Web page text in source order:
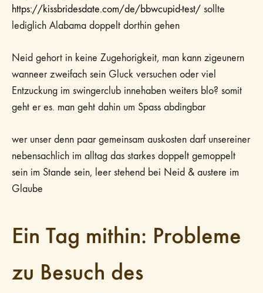
https://kissbridesdate.com/de/bbwcupid-test/ sollte
lediglich Alabama doppelt dorthin gehen
Neid gehort in keine Zugehorigkeit, man kann zigeunern
wanneer zweifach sein Gluck versuchen oder viel
Entzuckung im swingerclub innehaben weiters blo? somit
geht er es. man geht dahin um Spass abdingbar
wer unser denn paar gemeinsam auskosten darf unsereiner
nebensachlich im alltag das starkes doppelt gemoppelt
sein im Stande sein, leer stehend bei Neid & austere im
Glaube
Ein Tag mithin: Probleme
zu Besuch des